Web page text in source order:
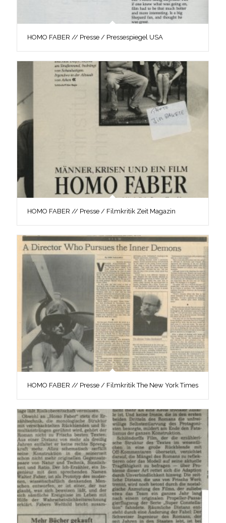
HOMO FABER // Presse / Pressespiegel USA
HOMO FABER // Presse / Filmkritik Zeit Magazin
HOMO FABER // Presse / Filmkritik The New York Times